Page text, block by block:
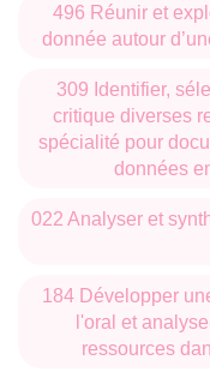
496 Réunir et
donnée autour
309 Identifier,
critique diverses
spécialité pour
données
022 Analyser et
184 Développer
l'oral et
ressources